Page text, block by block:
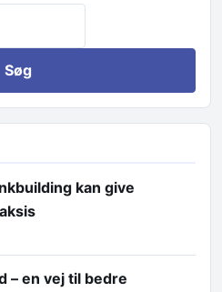
kan give
– en vej til bedre